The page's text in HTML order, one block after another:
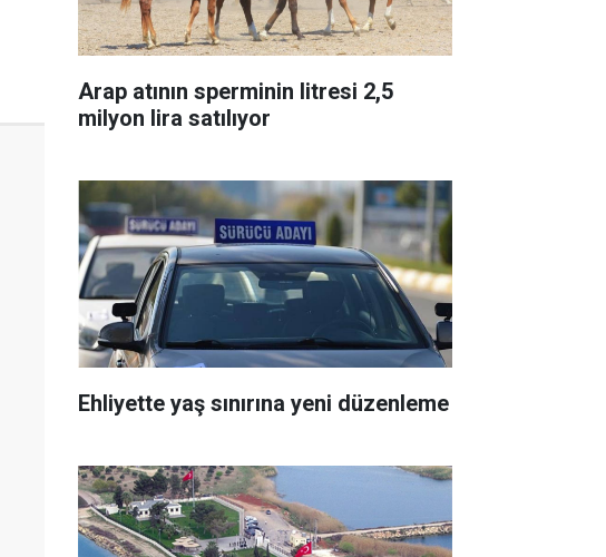
Arap atının sperminin litresi 2,5
milyon lira satılıyor
Ehliyette yaş sınırına yeni düzenleme